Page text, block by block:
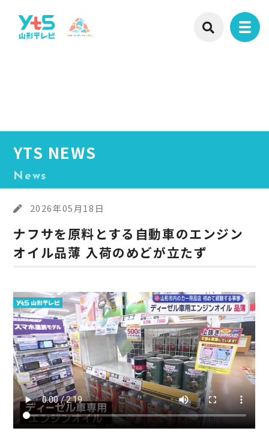
YTS NEWS
News
2026年05月18日
ナフサを原料とする自動車のエンジン
オイル品薄 入荷のめどが立たず